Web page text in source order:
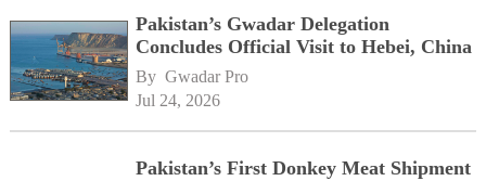
Pakistan’s Gwadar Delegation
Concludes Official Visit to Hebei, China
By Gwadar Pro
Jul 24, 2026
Pakistan’s First Donkey Meat Shipment